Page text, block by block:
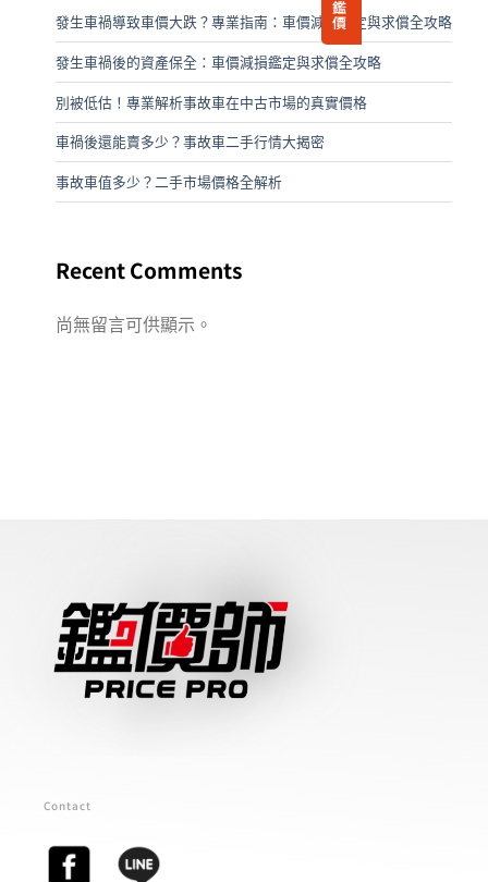
鑑
價
發生車禍導致車價大跌？專業指南：車價減損鑑定與求償全攻略
發生車禍後的資產保全：車價減損鑑定與求償全攻略
別被低估！專業解析事故車在中古市場的真實價格
車禍後還能賣多少？事故車二手行情大揭密
事故車值多少？二手市場價格全解析
Recent Comments
尚無留言可供顯示。
Contact